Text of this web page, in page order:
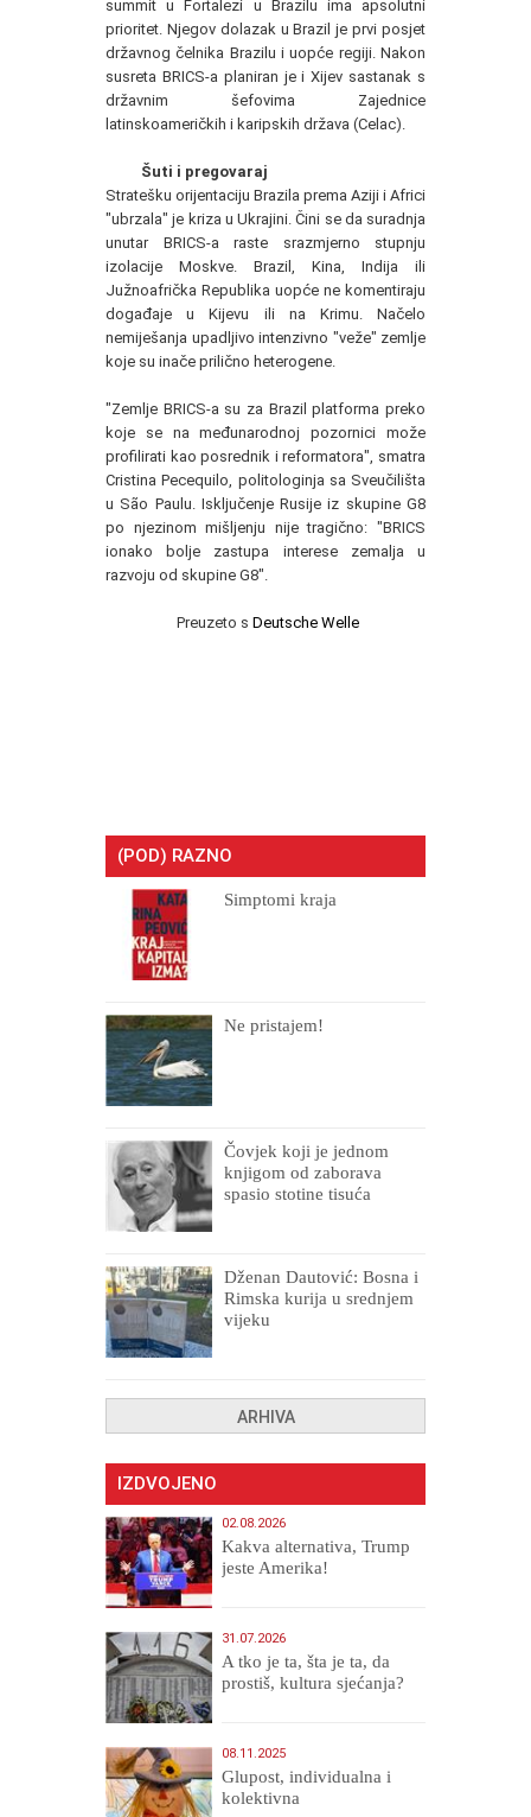
summit u Fortalezi u Brazilu ima apsolutni
prioritet. Njegov dolazak u Brazil je prvi posjet
državnog čelnika Brazilu i uopće regiji. Nakon
susreta BRICS-a planiran je i Xijev sastanak s
državnim šefovima Zajednice
latinskoameričkih i karipskih država (Celac).
Šuti i pregovaraj
Stratešku orijentaciju Brazila prema Aziji i Africi
"ubrzala" je kriza u Ukrajini. Čini se da suradnja
unutar BRICS-a raste srazmjerno stupnju
izolacije Moskve. Brazil, Kina, Indija ili
Južnoafrička Republika uopće ne komentiraju
događaje u Kijevu ili na Krimu. Načelo
nemiješanja upadljivo intenzivno "veže" zemlje
koje su inače prilično heterogene.
"Zemlje BRICS-a su za Brazil platforma preko
koje se na međunarodnoj pozornici može
profilirati kao posrednik i reformatora", smatra
Cristina Pecequilo, politologinja sa Sveučilišta
u São Paulu. Isključenje Rusije iz skupine G8
po njezinom mišljenju nije tragično: "BRICS
ionako bolje zastupa interese zemalja u
razvoju od skupine G8".
Preuzeto s Deutsche Welle
(POD) RAZNO
Simptomi kraja
Ne pristajem!
Čovjek koji je jednom
knjigom od zaborava
spasio stotine tisuća
Dženan Dautović: Bosna i
Rimska kurija u srednjem
vijeku
ARHIVA
IZDVOJENO
02.08.2026
Kakva alternativa, Trump
jeste Amerika!
31.07.2026
A tko je ta, šta je ta, da
prostiš, kultura sjećanja?
08.11.2025
Glupost, individualna i
kolektivna